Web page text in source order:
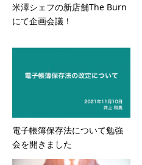
米澤シェフの新店舗The Burn
にて企画会議！
電子帳簿保存法について勉強
会を開きました